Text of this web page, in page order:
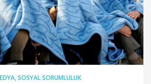
,SOSYAL SORUMLULUK